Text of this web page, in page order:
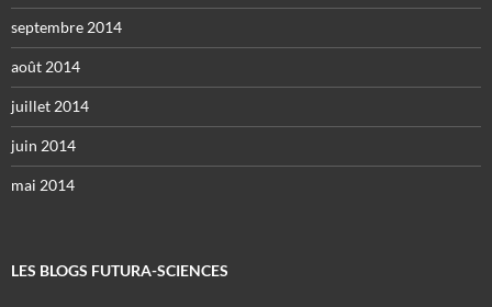
septembre 2014
août 2014
juillet 2014
juin 2014
mai 2014
LES BLOGS FUTURA-SCIENCES